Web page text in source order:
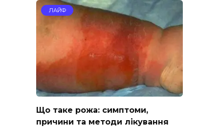
ЛАЙФ
Що таке рожа: симптоми,
причини та методи лікування